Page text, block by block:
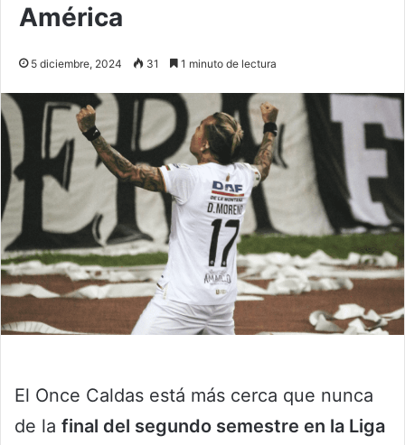
América
5 diciembre, 2024 31 1 minuto de lectura
El Once Caldas está más cerca que nunca
de la final del segundo semestre en la Liga